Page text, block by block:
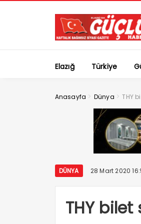
Elazığ Türkiye
Anasayfa > Dünya >THY
DÜNYA 28 Mart 2020
THY bilet